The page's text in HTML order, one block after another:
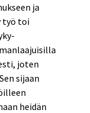
ja
työ toi
joten
sijaan
heidän